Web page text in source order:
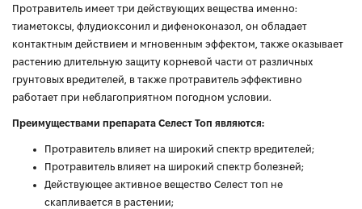
Протравитель имеет три действующих вещества именно:
тиаметоксы, флудиоксонил и дифеноконазол, он обладает
контактным действием и мгновенным эффектом, также оказывает
растению длительную защиту корневой части от различных
грунтовых вредителей, в также протравитель эффективно
работает при неблагоприятном погодном условии.
Преимуществами препарата Селест Топ являются:
Протравитель влияет на широкий спектр вредителей;
Протравитель влияет на широкий спектр болезней;
Действующее активное вещество Селест топ не
скапливается в растении;